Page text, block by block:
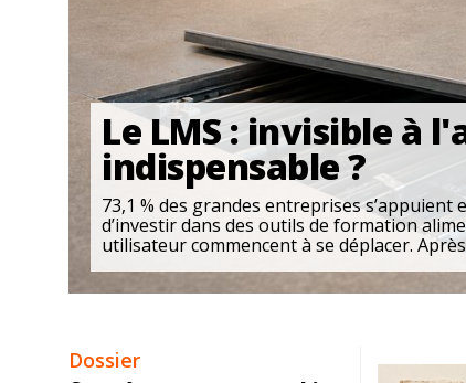
Le LMS : invisible à
indispensable ?
73,1 % des grandes entreprises
d’investir dans des outils de formation
utilisateur commencent à se déplacer.
Dossier